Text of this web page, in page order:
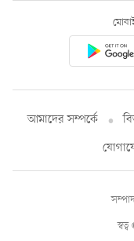
আমাদের সম্পর্কে